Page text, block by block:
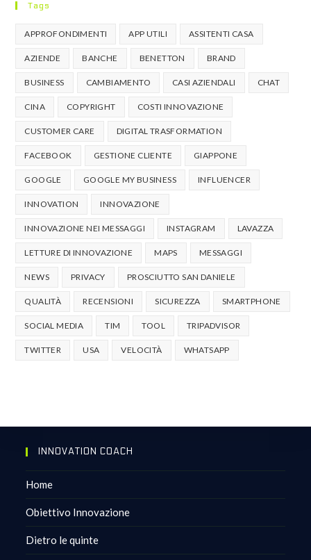
Tags
APPROFONDIMENTI APP UTILI ASSITENTI CASA
AZIENDE BANCHE BENETTON BRAND
BUSINESS CAMBIAMENTO CASI AZIENDALI CHAT
CINA COPYRIGHT COSTI INNOVAZIONE
CUSTOMER CARE DIGITAL TRASFORMATION
FACEBOOK GESTIONE CLIENTE GIAPPONE
GOOGLE GOOGLE MY BUSINESS INFLUENCER
INNOVATION INNOVAZIONE
INNOVAZIONE NEI MESSAGGI INSTAGRAM LAVAZZA
LETTURE DI INNOVAZIONE MAPS MESSAGGI
NEWS PRIVACY PROSCIUTTO SAN DANIELE
QUALITÀ RECENSIONI SICUREZZA SMARTPHONE
SOCIAL MEDIA TIM TOOL TRIPADVISOR
TWITTER USA VELOCITÀ WHATSAPP
INNOVATION COACH
Home
Obiettivo Innovazione
Dietro le quinte